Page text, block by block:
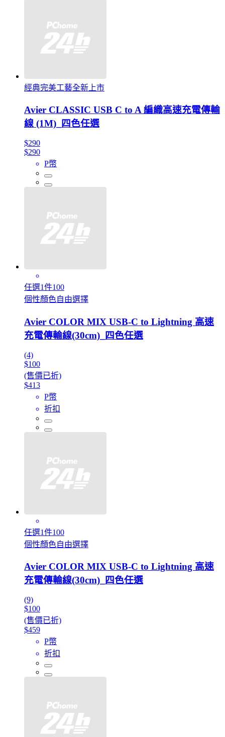
經典完美工藝全新上市
Avier CLASSIC USB C to A 編織高速充電傳輸
線 (1M)_四色任選
$290
$290
P幣
任選1件100
個性顏色自由選擇
Avier COLOR MIX USB-C to Lightning 高速
充電傳輸線(30cm)_四色任選
(4)
$100
(售價已折)
$413
P幣
折扣
任選1件100
個性顏色自由選擇
Avier COLOR MIX USB-C to Lightning 高速
充電傳輸線(30cm)_四色任選
(9)
$100
(售價已折)
$459
P幣
折扣